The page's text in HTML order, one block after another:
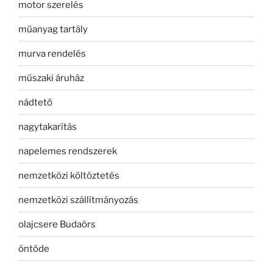
motor szerelés
műanyag tartály
murva rendelés
műszaki áruház
nádtető
nagytakarítás
napelemes rendszerek
nemzetközi költöztetés
nemzetközi szállítmányozás
olajcsere Budaörs
öntöde